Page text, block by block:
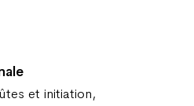
et initiation,